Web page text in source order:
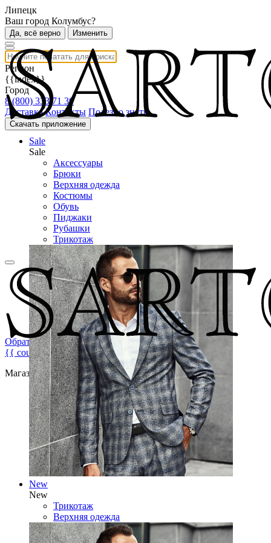
Липецк
Ваш город Колумбус?
Да, всё верно Изменить
Регион
{{index}}
Город
8 (800) 333 71 30
Доставка Контакты Полезно знать
Скачать приложение
Обратная связь
{{ count }}
Магазин брендовой мужской одежды
Sale
Sale
Аксессуары
Брюки
Верхняя одежда
Костюмы
Обувь
Пиджаки
Рубашки
Трикотаж
New
New
Трикотаж
Верхняя одежда